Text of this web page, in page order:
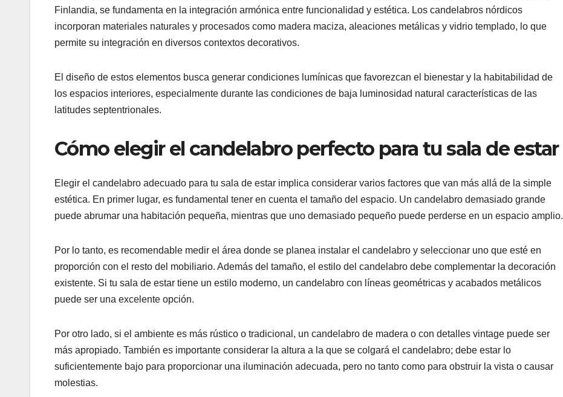
Finlandia, se fundamenta en la integración armónica entre funcionalidad y estética. Los candelabros nórdicos
incorporan materiales naturales y procesados como madera maciza, aleaciones metálicas y vidrio templado, lo que
permite su integración en diversos contextos decorativos.
El diseño de estos elementos busca generar condiciones lumínicas que favorezcan el bienestar y la habitabilidad de
los espacios interiores, especialmente durante las condiciones de baja luminosidad natural características de las
latitudes septentrionales.
Cómo elegir el candelabro perfecto para tu sala de estar
Elegir el candelabro adecuado para tu sala de estar implica considerar varios factores que van más allá de la simple
estética. En primer lugar, es fundamental tener en cuenta el tamaño del espacio. Un candelabro demasiado grande
puede abrumar una habitación pequeña, mientras que uno demasiado pequeño puede perderse en un espacio amplio.
Por lo tanto, es recomendable medir el área donde se planea instalar el candelabro y seleccionar uno que esté en
proporción con el resto del mobiliario. Además del tamaño, el estilo del candelabro debe complementar la decoración
existente. Si tu sala de estar tiene un estilo moderno, un candelabro con líneas geométricas y acabados metálicos
puede ser una excelente opción.
Por otro lado, si el ambiente es más rústico o tradicional, un candelabro de madera o con detalles vintage puede ser
más apropiado. También es importante considerar la altura a la que se colgará el candelabro; debe estar lo
suficientemente bajo para proporcionar una iluminación adecuada, pero no tanto como para obstruir la vista o causar
molestias.